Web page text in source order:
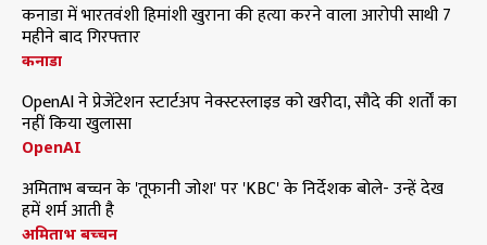
कनाडा में भारतवंशी हिमांशी खुराना की हत्या करने वाला आरोपी साथी 7
महीने बाद गिरफ्तार
कनाडा
OpenAI ने प्रेजेंटेशन स्टार्टअप नेक्स्टस्लाइड को खरीदा, सौदे की शर्तों का
नहीं किया खुलासा
OpenAI
अमिताभ बच्चन के 'तूफानी जोश' पर 'KBC' के निर्देशक बोले- उन्हें देख
हमें शर्म आती है
अमिताभ बच्चन